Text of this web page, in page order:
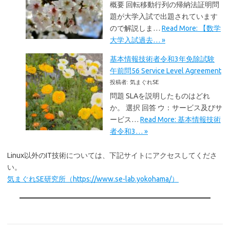
概要 回転移動行列の帰納法証明問
題が大学入試で出題されています
ので解説しま… Read More: 【数学
大学入試過去… »
基本情報技術者令和3年免除試験
午前問56 Service Level Agreement
投稿者: 気まぐれSE
問題 SLAを説明したものはどれ
か。 選択 回答 ウ：サービス及びサ
ービス… Read More: 基本情報技術
者令和3… »
Linux以外のIT技術については、下記サイトにアクセスしてくださ
い。
気まぐれSE研究所（https://www.se-lab.yokohama/）